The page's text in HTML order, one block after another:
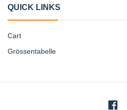
QUICK LINKS
Cart
Grössentabelle